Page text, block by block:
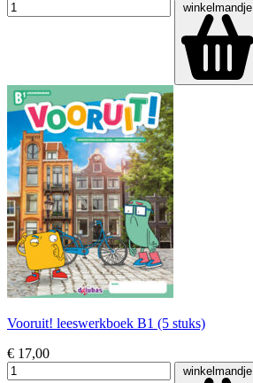
winkelmandje
Vooruit! leeswerkboek B1 (5 stuks)
€ 17,00
winkelmandje